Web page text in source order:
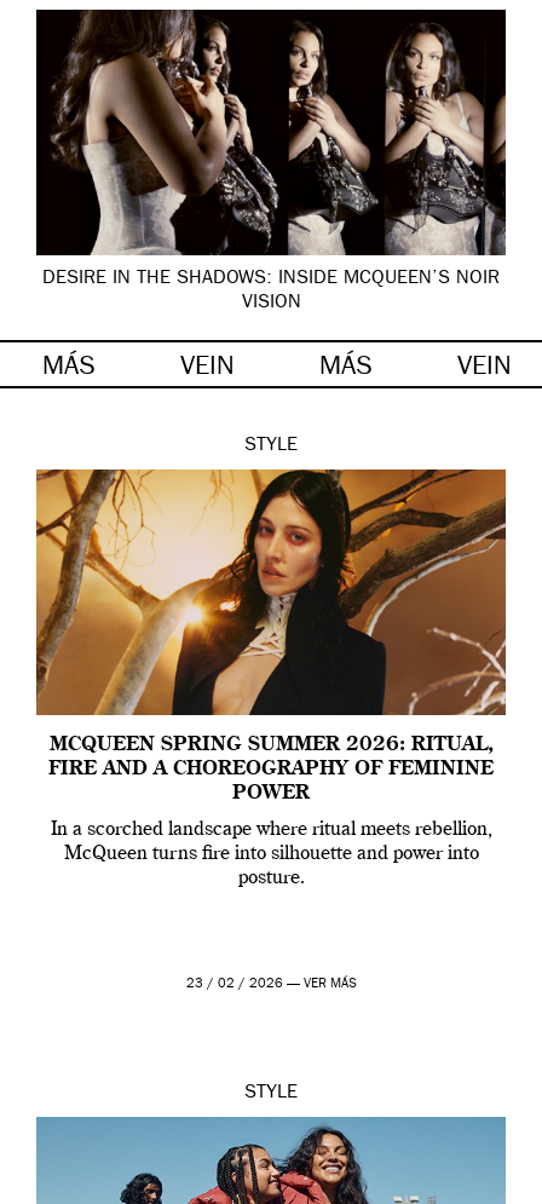
DESIRE IN THE SHADOWS: INSIDE MCQUEEN’S NOIR
VISION
MÁS VEIN MÁS VEIN
STYLE
MCQUEEN SPRING SUMMER 2026: RITUAL,
FIRE AND A CHOREOGRAPHY OF FEMININE
POWER
In a scorched landscape where ritual meets rebellion,
McQueen turns fire into silhouette and power into
posture.
23 / 02 / 2026 — VER MÁS
STYLE